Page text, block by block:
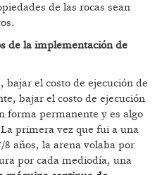
de las rocas sean
de la implementación de
el costo de ejecución de
bajar el costo de ejecución
forma permanente y es algo
primera vez que fui a una
años, la arena volaba por
por cada mediodía, una